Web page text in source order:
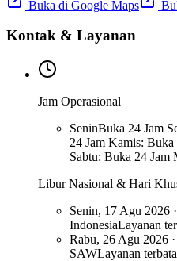
Buka di Google Maps
Kontak & Layanan
Jam Operasional
SeninBuka 24 Jam
24 Jam Kamis: Buka
Sabtu: Buka 24 Jam
Libur Nasional & Hari
Senin, 17 Agu 2026
IndonesiaLayanan
Rabu, 26 Agu 2026
SAWLayanan